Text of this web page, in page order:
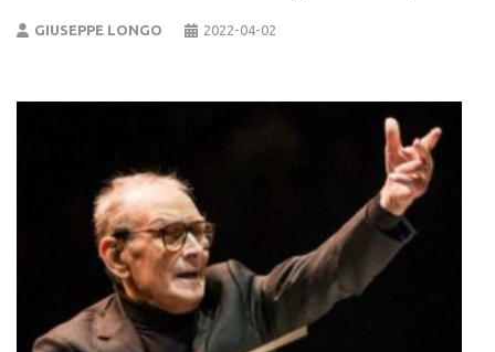
GIUSEPPE LONGO 2022-04-02